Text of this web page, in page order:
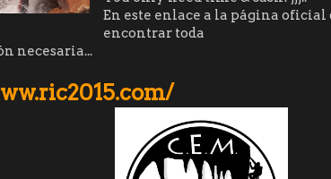
En este enlace a la página oficial
encontrar toda
necesaria...